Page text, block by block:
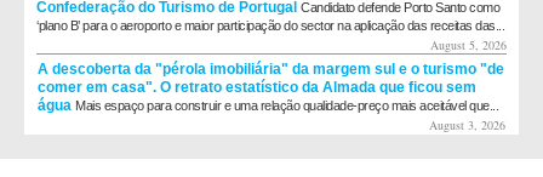
Confederação do Turismo de Portugal Candidato defende Porto Santo como
‘plano B’ para o aeroporto e maior participação do sector na aplicação das receitas das...
August 5, 2026
A descoberta da "pérola imobiliária" da margem sul e o turismo "de
comer em casa". O retrato estatístico da Almada que ficou sem
água Mais espaço para construir e uma relação qualidade-preço mais aceitável que...
August 3, 2026